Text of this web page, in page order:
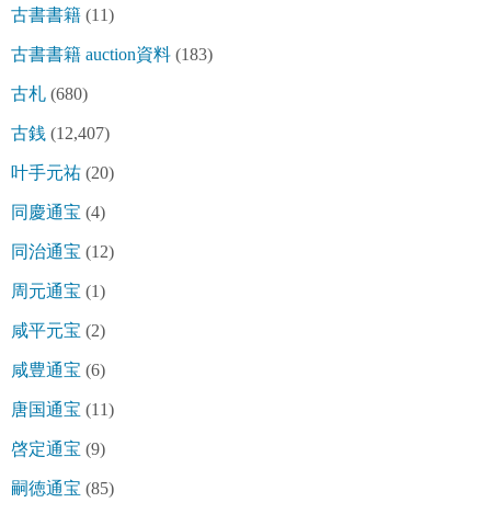
古書書籍 (11)
古書書籍 auction資料 (183)
古札 (680)
古銭 (12,407)
叶手元祐 (20)
同慶通宝 (4)
同治通宝 (12)
周元通宝 (1)
咸平元宝 (2)
咸豊通宝 (6)
唐国通宝 (11)
啓定通宝 (9)
嗣徳通宝 (85)